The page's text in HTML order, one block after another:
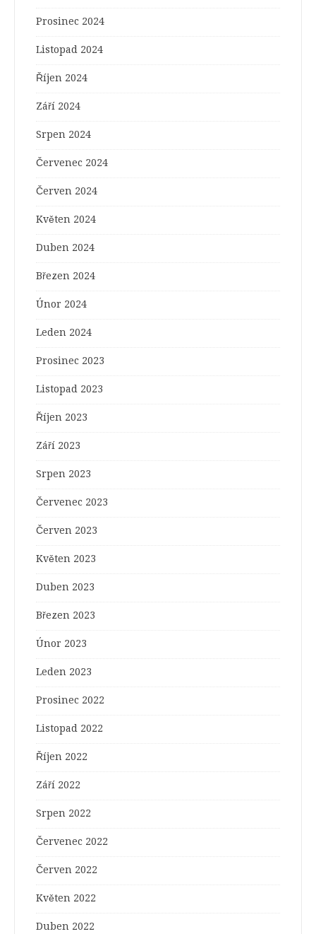
Prosinec 2024
Listopad 2024
Říjen 2024
Září 2024
Srpen 2024
Červenec 2024
Červen 2024
Květen 2024
Duben 2024
Březen 2024
Únor 2024
Leden 2024
Prosinec 2023
Listopad 2023
Říjen 2023
Září 2023
Srpen 2023
Červenec 2023
Červen 2023
Květen 2023
Duben 2023
Březen 2023
Únor 2023
Leden 2023
Prosinec 2022
Listopad 2022
Říjen 2022
Září 2022
Srpen 2022
Červenec 2022
Červen 2022
Květen 2022
Duben 2022